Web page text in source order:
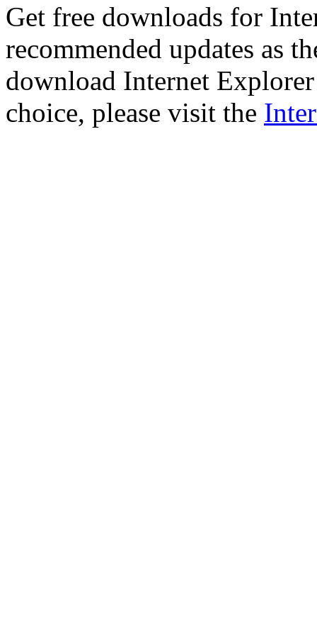
Get free downloads for
recommended updates as
download Internet
choice, please visit the